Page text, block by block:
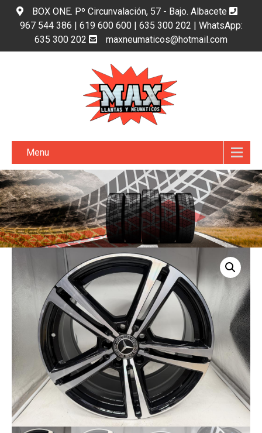
BOX ONE. Pº Circunvalación, 57 - Bajo. Albacete
967 544 386 | 619 600 600 | 635 300 202 | WhatsApp:
635 300 202
maxneumaticos@hotmail.com
Menu